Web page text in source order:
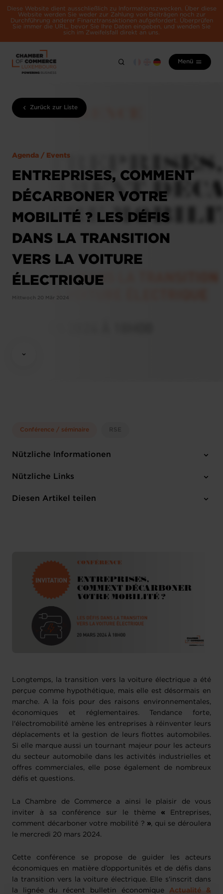
Diese Website dient ausschließlich zu Informationszwecken. Über diese
Website werden Sie weder zur Zahlung von Beiträgen noch zur
Durchführung anderer Finanztransaktionen aufgefordert. Überprüfen
Sie immer die URL, bevor Sie Ihre Daten eingeben, und wenden Sie
sich im Zweifelsfall direkt an uns.
Menü
Zurück zur Liste
Agenda / Events
ENTREPRISES, COMMENT
DÉCARBONER VOTRE
MOBILITÉ ? LES DÉFIS
DANS LA TRANSITION
VERS LA VOITURE
ÉLECTRIQUE
Mittwoch 20 Mär 2024
Conférence / séminaire RSE
Nützliche Informationen
Mittwoch 20 Mär 2024
Chambre de Commerce
Nützliche Links
Anmelden
Diesen Artikel teilen
Longtemps, la transition vers la voiture électrique a été
perçue comme hypothétique, mais elle est désormais en
marche. A la fois pour des raisons environnementales,
économiques et réglementaires. Tendance forte,
l'électromobilité amène les entreprises à réinventer leurs
déplacements et la gestion de leurs flottes automobiles.
Si elle marque aussi un tournant majeur pour les acteurs
du secteur automobile dans les activités industrielles et
offres commerciales, elle pose également de nombreux
défis et questions.
La Chambre de Commerce a ainsi le plaisir de vous
inviter à sa conférence sur le thème «
Entreprises,
comment décarboner votre mobilité ? », qui se déroulera
le mercredi 20 mars 2024.
Cette conférence se propose de guider les acteurs
économiques en matière d’opportunités et de défis dans
la transition vers la voiture électrique. Elle s'inscrit dans
la lignée du récent
bulletin économique Actualité &